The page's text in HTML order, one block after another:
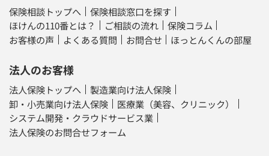
保険相談トップへ
保険相談窓口を探す
ほけんの110番とは？
ご相談の流れ
保険コラム
お客様の声
よくある質問 お問合せ ほっとんくんの部屋
法人のお客様
法人保険トップへ
製造業向け法人保険
卸・小売業向け法人保険
医療業（美容、クリニック）
システム開発・クラウドサービス業
法人保険のお問合せフォーム